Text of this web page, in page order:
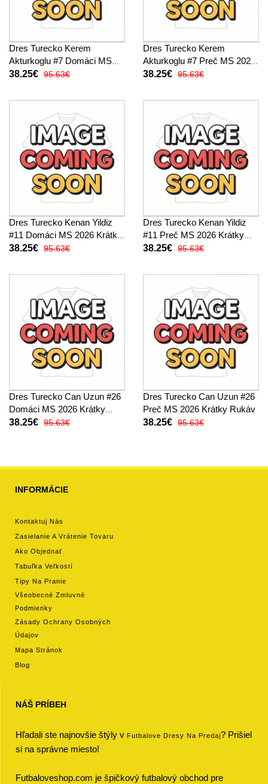
Dres Turecko Kerem
Akturkoglu #7 Domáci MS
2026 Krátky Rukáv
38.25€ 95.63€
Dres Turecko Kerem
Akturkoglu #7 Preč MS 2026
Krátky Rukáv
38.25€ 95.63€
Dres Turecko Kenan Yildiz
#11 Domáci MS 2026 Krátky
Rukáv
38.25€ 95.63€
Dres Turecko Kenan Yildiz
#11 Preč MS 2026 Krátky
Rukáv
38.25€ 95.63€
Dres Turecko Can Uzun #26
Domáci MS 2026 Krátky
Rukáv
38.25€ 95.63€
Dres Turecko Can Uzun #26
Preč MS 2026 Krátky Rukáv
38.25€ 95.63€
INFORMÁCIE
Kontaktuj Nás
Zasielanie A Vrátenie Tovaru
Ako Objednať
Tabuľka Veľkostí
Tipy Na Pranie
Všeobecné Zmluvné
Podmienky
Zásady Ochrany Osobných
Údajov
Mapa Stránok
Blog
NÁŠ PRÍBEH
Hľadali ste najnovšie štýly v Futbalove Dresy Na Predaj? Prišiel
si na správne miesto!
Futbaloveshop.com je špičkový futbalový obchod pre